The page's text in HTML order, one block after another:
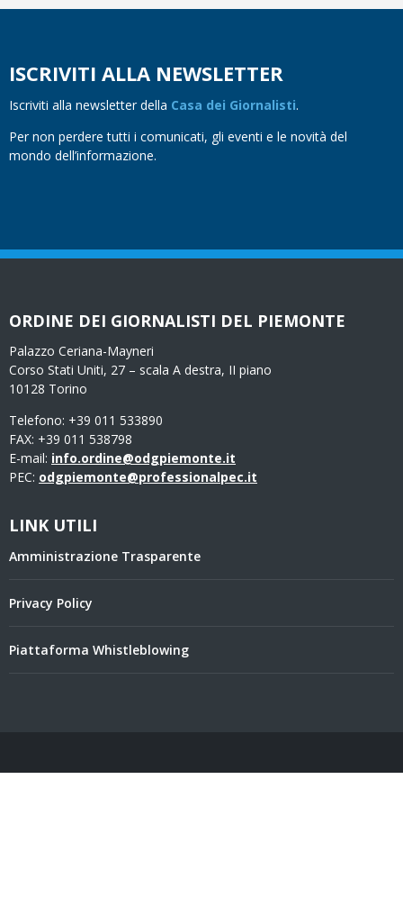
ISCRIVITI ALLA NEWSLETTER
Iscriviti alla newsletter della Casa dei Giornalisti.
Per non perdere tutti i comunicati, gli eventi e le novità del
mondo dell’informazione.
ORDINE DEI GIORNALISTI DEL PIEMONTE
Palazzo Ceriana-Mayneri
Corso Stati Uniti, 27 – scala A destra, II piano
10128 Torino
Telefono: +39 011 533890
FAX: +39 011 538798
E-mail: info.ordine@odgpiemonte.it
PEC: odgpiemonte@professionalpec.it
LINK UTILI
Amministrazione Trasparente
Privacy Policy
Piattaforma Whistleblowing